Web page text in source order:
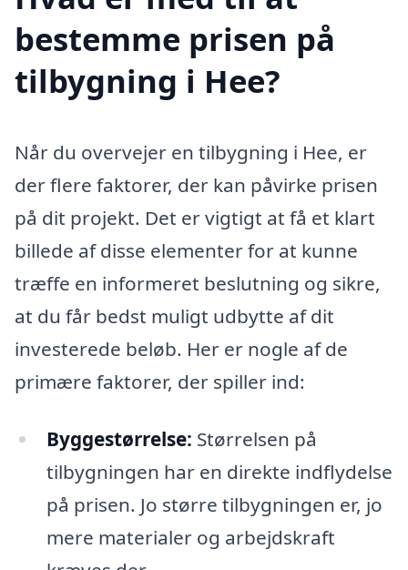
bestemme prisen på
tilbygning i Hee?
Når du overvejer en tilbygning i Hee, er
der flere faktorer, der kan påvirke prisen
på dit projekt. Det er vigtigt at få et klart
billede af disse elementer for at kunne
træffe en informeret beslutning og sikre,
at du får bedst muligt udbytte af dit
investerede beløb. Her er nogle af de
primære faktorer, der spiller ind:
Byggestørrelse: Størrelsen på
tilbygningen har en direkte indflydelse
på prisen. Jo større tilbygningen er, jo
mere materialer og arbejdskraft